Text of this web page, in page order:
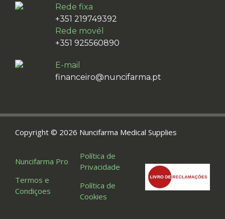
Rede fixa
+351 219749392
Rede movél
+351 925560890
E-mail
financeiro@nuncifarma.pt
Nuncifarma Pro
Termos e
Condiçoes
Política de
Privacidade
Política de
Cookies
Copyright © 2026 Nuncifarma Medical Supplies